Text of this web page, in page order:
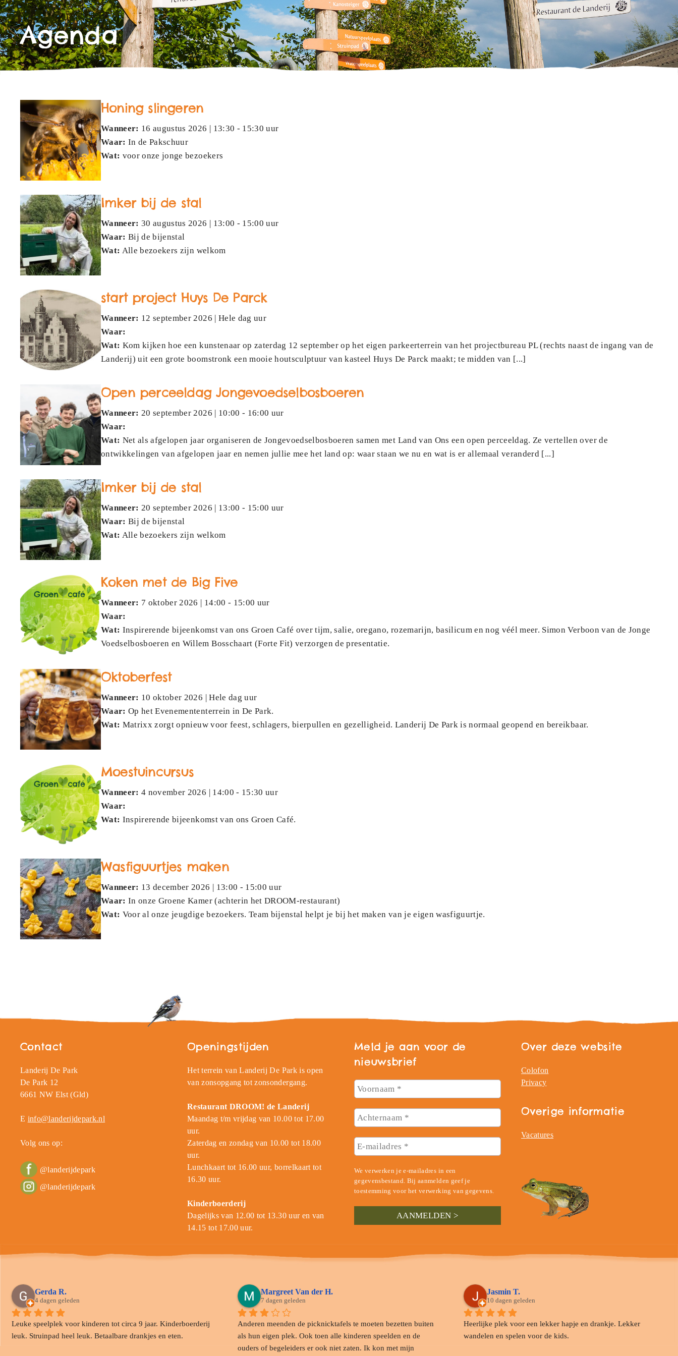
Agenda
Honing slingeren
Wanneer: 16 augustus 2026 | 13:30 - 15:30 uur
Waar: In de Pakschuur
Wat: voor onze jonge bezoekers
Imker bij de stal
Wanneer: 30 augustus 2026 | 13:00 - 15:00 uur
Waar: Bij de bijenstal
Wat: Alle bezoekers zijn welkom
start project Huys De Parck
Wanneer: 12 september 2026 | Hele dag uur
Waar:
Wat: Kom kijken hoe een kunstenaar op zaterdag 12 september op het eigen parkeerterrein van het projectbureau PL (rechts naast de ingang van de
Landerij) uit een grote boomstronk een mooie houtsculptuur van kasteel Huys De Parck maakt; te midden van [...]
Open perceeldag Jongevoedselbosboeren
Wanneer: 20 september 2026 | 10:00 - 16:00 uur
Waar:
Wat: Net als afgelopen jaar organiseren de Jongevoedselbosboeren samen met Land van Ons een open perceeldag. Ze vertellen over de
ontwikkelingen van afgelopen jaar en nemen jullie mee het land op: waar staan we nu en wat is er allemaal veranderd [...]
Imker bij de stal
Wanneer: 20 september 2026 | 13:00 - 15:00 uur
Waar: Bij de bijenstal
Wat: Alle bezoekers zijn welkom
Koken met de Big Five
Wanneer: 7 oktober 2026 | 14:00 - 15:00 uur
Waar:
Wat: Inspirerende bijeenkomst van ons Groen Café over tijm, salie, oregano, rozemarijn, basilicum en nog véél meer. Simon Verboon van de Jonge
Voedselbosboeren en Willem Bosschaart (Forte Fit) verzorgen de presentatie.
Oktoberfest
Wanneer: 10 oktober 2026 | Hele dag uur
Waar: Op het Evenemententerrein in De Park.
Wat: Matrixx zorgt opnieuw voor feest, schlagers, bierpullen en gezelligheid. Landerij De Park is normaal geopend en bereikbaar.
Moestuincursus
Wanneer: 4 november 2026 | 14:00 - 15:30 uur
Waar:
Wat: Inspirerende bijeenkomst van ons Groen Café.
Wasfiguurtjes maken
Wanneer: 13 december 2026 | 13:00 - 15:00 uur
Waar: In onze Groene Kamer (achterin het DROOM-restaurant)
Wat: Voor al onze jeugdige bezoekers. Team bijenstal helpt je bij het maken van je eigen wasfiguurtje.
Contact
Landerij De Park
De Park 12
6661 NW Elst (Gld)
E info@landerijdepark.nl
Volg ons op:
@landerijdepark
@landerijdepark
Openingstijden
Het terrein van Landerij De Park is open
van zonsopgang tot zonsondergang.
Restaurant DROOM! de Landerij
Maandag t/m vrijdag van 10.00 tot 17.00
uur.
Zaterdag en zondag van 10.00 tot 18.00
uur.
Lunchkaart tot 16.00 uur, borrelkaart tot
16.30 uur.
Kinderboerderij
Dagelijks van 12.00 tot 13.30 uur en van
14.15 tot 17.00 uur.
Meld je aan voor de
nieuwsbrief
We verwerken je e-mailadres in een
gegevensbestand. Bij aanmelden geef je
toestemming voor het verwerking van gegevens.
Over deze website
Colofon
Privacy
Overige informatie
Vacatures
Gerda R.
4 dagen geleden
Leuke speelplek voor kinderen tot circa 9 jaar. Kinderboerderij
leuk. Struinpad heel leuk. Betaalbare drankjes en eten.
Margreet Van der H.
7 dagen geleden
Anderen meenden de picknicktafels te moeten bezetten buiten
als hun eigen plek. Ook toen alle kinderen speelden en de
ouders of begeleiders er ook niet zaten. Ik kon met mijn
Jasmin T.
10 dagen geleden
Heerlijke plek voor een lekker hapje en drankje. Lekker
wandelen en spelen voor de kids.